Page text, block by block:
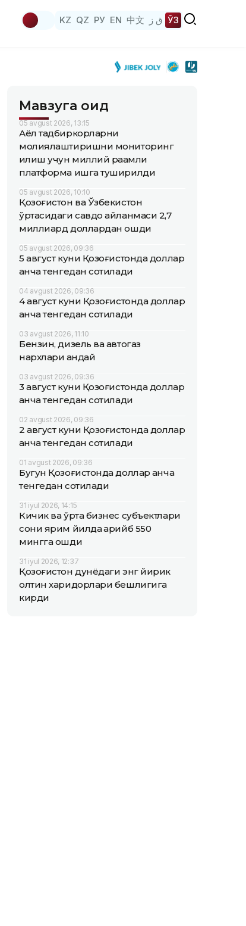
KZ QZ РУ EN 中文 ق ز ЎЗ
Мавзуга оид
05 avgust 2026, 13:15
Аёл тадбиркорларни
молиялаштиришни мониторинг
қилиш учун миллий рақамли
платформа ишга туширилди
05 avgust 2026, 10:10
Қозоғистон ва Ўзбекистон
ўртасидаги савдо айланмаси 2,7
миллиард доллардан ошди
05 avgust 2026, 09:36
5 август куни Қозоғистонда доллар
қанча тенгедан сотилади
04 avgust 2026, 09:36
4 август куни Қозоғистонда доллар
қанча тенгедан сотилади
03 avgust 2026, 11:10
Бензин, дизель ва автогаз
нархлари қандай
03 avgust 2026, 09:36
3 август куни Қозоғистонда доллар
қанча тенгедан сотилади
02 avgust 2026, 09:36
2 август куни Қозоғистонда доллар
қанча тенгедан сотилади
01 avgust 2026, 09:36
Бугун Қозоғистонда доллар қанча
тенгедан сотилади
31 iyul 2026, 14:15
Кичик ва ўрта бизнес субъектлари
сони ярим йилда қарийб 550
мингга ошди
31 iyul 2026, 12:37
Қозоғистон дунёдаги энг йирик
олтин харидорлари бешлигига
кирди